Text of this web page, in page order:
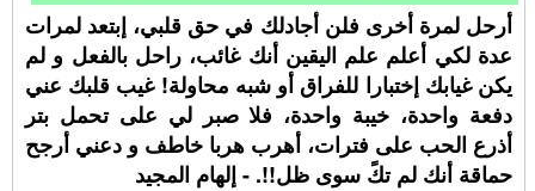
أرحل لمرة أخرى فلن أجادلك في حق قلبي، إبتعد لمرات
عدة لكي أعلم علم اليقين أنك غائب، راحل بالفعل و لم
يكن غيابك إختبارا للفراق أو شبه محاولة! غيب قلبك عني
دفعة واحدة، خيبة واحدة، فلا صبر لي على تحمل بتر
أذرع الحب على فترات، أهرب هربا خاطف و دعني أرجح
حماقة أنك لم تكً سوى ظل!!. - إلهام المجيد